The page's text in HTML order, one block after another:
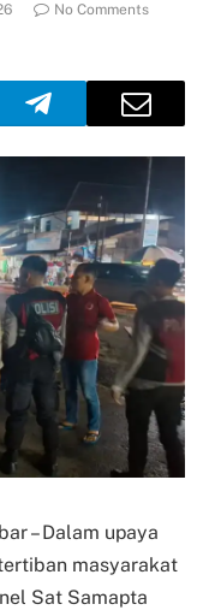
No Comments
– Dalam upaya
masyarakat
Sat Samapta